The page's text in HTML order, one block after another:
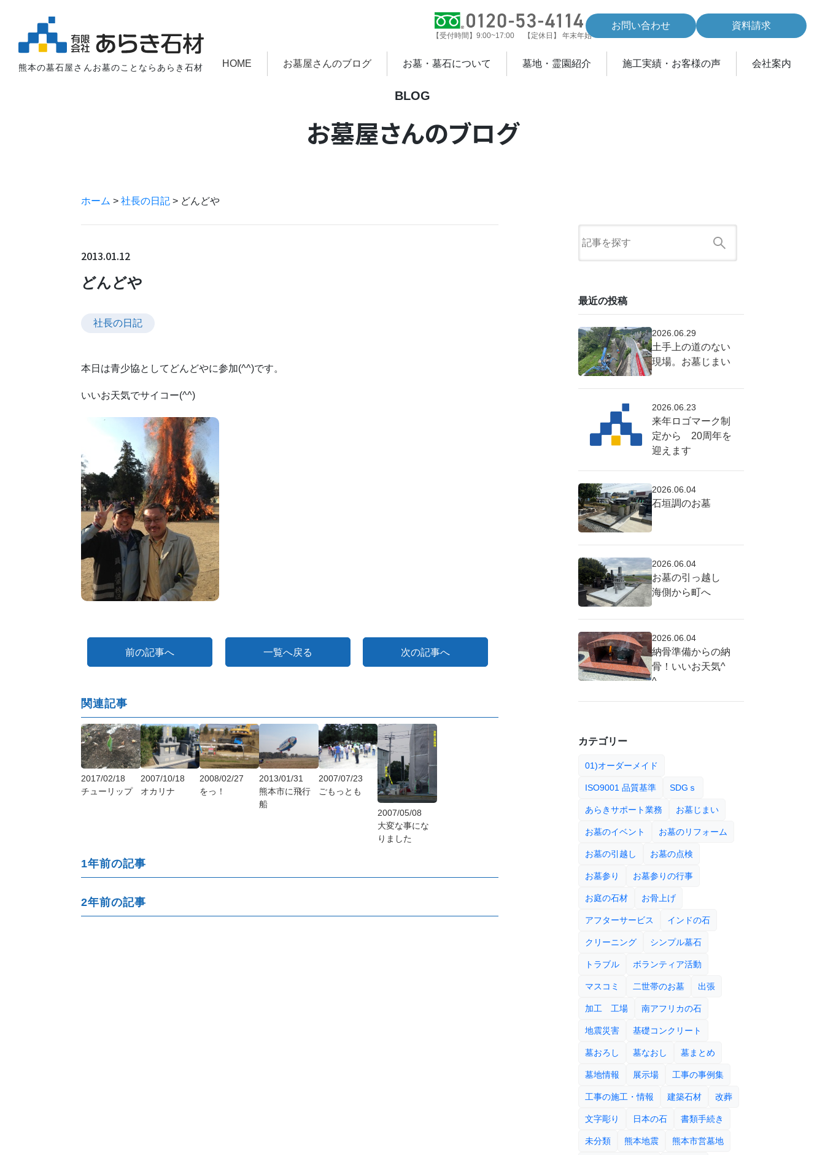
熊本の墓石屋さんお墓のことならあらき石材
【受付時間】9:00~17:00 【定休日】 年末年始
お問い合わせ 資料請求
HOME お墓屋さんのブログ お墓・墓石について 墓地・霊園紹介 施工実績・お客様の声 会社案内
BLOG
お墓屋さんのブログ
ホーム > 社長の日記 > どんどや
2013.01.12
どんどや
社長の日記
本日は青少協としてどんどやに参加(^^)です。
いいお天気でサイコー(^^)
前の記事へ 一覧へ戻る 次の記事へ
関連記事
2017/02/18
チューリップ
2007/10/18
オカリナ
2008/02/27
をっ！
2013/01/31
熊本市に飛行
船
2007/07/23
ごもっとも
2007/05/08
大変な事にな
りました
1年前の記事
2年前の記事
最近の投稿
2026.06.29
土手上の道のない
現場。お墓じまい
2026.06.23
来年ロゴマーク制
定から 20周年を
迎えます
2026.06.04
石垣調のお墓
2026.06.04
お墓の引っ越し
海側から町へ
2026.06.04
納骨準備からの納
骨！いいお天気^
^
カテゴリー
01)オーダーメイド
ISO9001 品質基準 SDGｓ
あらきサポート業務 お墓じまい
お墓のイベント お墓のリフォーム
お墓の引越し お墓の点検
お墓参り お墓参りの行事
お庭の石材 お骨上げ
アフターサービス インドの石
クリーニング シンプル墓石
トラブル ボランティア活動
マスコミ 二世帯のお墓 出張
加工 工場 南アフリカの石
地震災害 基礎コンクリート
墓おろし 墓なおし 墓まとめ
墓地情報 展示場 工事の事例集
工事の施工・情報 建築石材 改葬
文字彫り 日本の石 書類手続き
未分類 熊本地震 熊本市営墓地